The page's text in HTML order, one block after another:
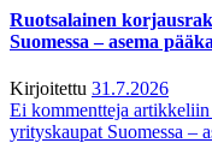
Ruotsalainen
Suomessa – asema
Kirjoitettu 31.7.2026
Ei kommentteja artikkeliin
yrityskaupat Suomessa –